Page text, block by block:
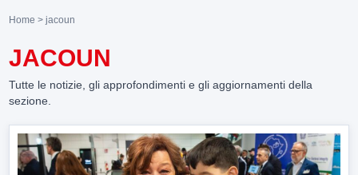
Home > jacoun
JACOUN
Tutte le notizie, gli approfondimenti e gli aggiornamenti della
sezione.